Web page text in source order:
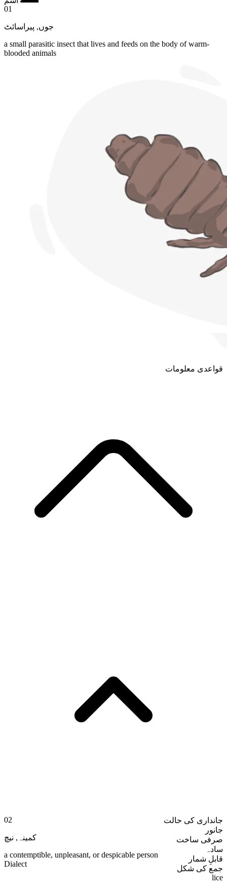
01
جوں, پیراسائٹ
a small parasitic insect that lives and feeds on the body of warm-
blooded animals
قواعدی معلومات
جانداری کی حالت
جانور
صرفی ساخت
سادہ
قابلِ شمار
جمع کی شکل
lice
02
کمینہ , نیچ
a contemptible, unpleasant, or despicable person
Dialect